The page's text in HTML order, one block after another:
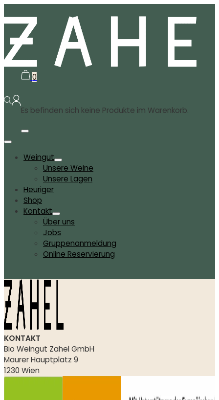
0
Es befinden sich keine Produkte im Warenkorb.
Weingut
Unsere Weine
Unsere Lagen
Heuriger
Shop
Kontakt
Über uns
Jobs
Gruppenanmeldung
Online Reservierung
KONTAKT
Bio Weingut Zahel GmbH
Maurer Hauptplatz 9
1230 Wien